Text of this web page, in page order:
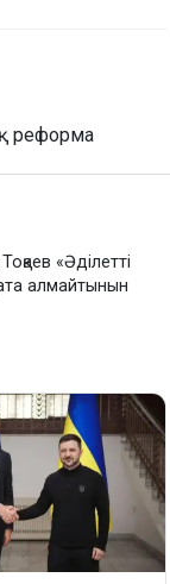
реформа
«Әділетті
алмайтынын